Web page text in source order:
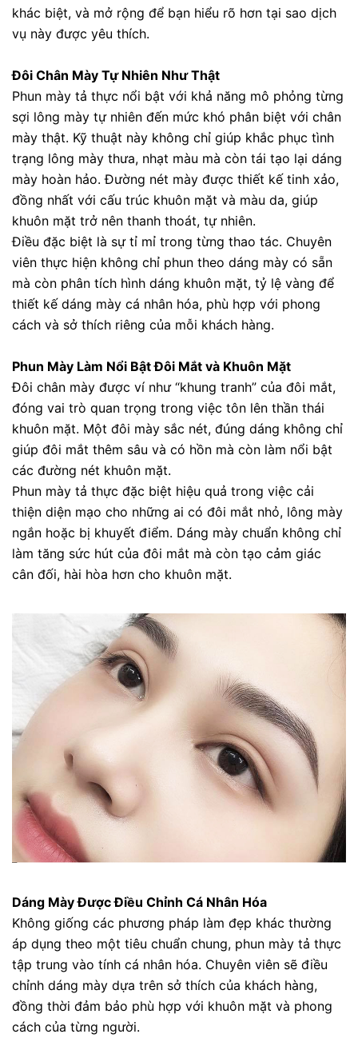
khác biệt, và mở rộng để bạn hiểu rõ hơn tại sao dịch
vụ này được yêu thích.
Đôi Chân Mày Tự Nhiên Như Thật
Phun mày tả thực nổi bật với khả năng mô phỏng từng
sợi lông mày tự nhiên đến mức khó phân biệt với chân
mày thật. Kỹ thuật này không chỉ giúp khắc phục tình
trạng lông mày thưa, nhạt màu mà còn tái tạo lại dáng
mày hoàn hảo. Đường nét mày được thiết kế tinh xảo,
đồng nhất với cấu trúc khuôn mặt và màu da, giúp
khuôn mặt trở nên thanh thoát, tự nhiên.
Điều đặc biệt là sự tỉ mỉ trong từng thao tác. Chuyên
viên thực hiện không chỉ phun theo dáng mày có sẵn
mà còn phân tích hình dáng khuôn mặt, tỷ lệ vàng để
thiết kế dáng mày cá nhân hóa, phù hợp với phong
cách và sở thích riêng của mỗi khách hàng.
Phun Mày Làm Nổi Bật Đôi Mắt và Khuôn Mặt
Đôi chân mày được ví như “khung tranh” của đôi mắt,
đóng vai trò quan trọng trong việc tôn lên thần thái
khuôn mặt. Một đôi mày sắc nét, đúng dáng không chỉ
giúp đôi mắt thêm sâu và có hồn mà còn làm nổi bật
các đường nét khuôn mặt.
Phun mày tả thực đặc biệt hiệu quả trong việc cải
thiện diện mạo cho những ai có đôi mắt nhỏ, lông mày
ngắn hoặc bị khuyết điểm. Dáng mày chuẩn không chỉ
làm tăng sức hút của đôi mắt mà còn tạo cảm giác
cân đối, hài hòa hơn cho khuôn mặt.
Dáng Mày Được Điều Chỉnh Cá Nhân Hóa
Không giống các phương pháp làm đẹp khác thường
áp dụng theo một tiêu chuẩn chung, phun mày tả thực
tập trung vào tính cá nhân hóa. Chuyên viên sẽ điều
chỉnh dáng mày dựa trên sở thích của khách hàng,
đồng thời đảm bảo phù hợp với khuôn mặt và phong
cách của từng người.